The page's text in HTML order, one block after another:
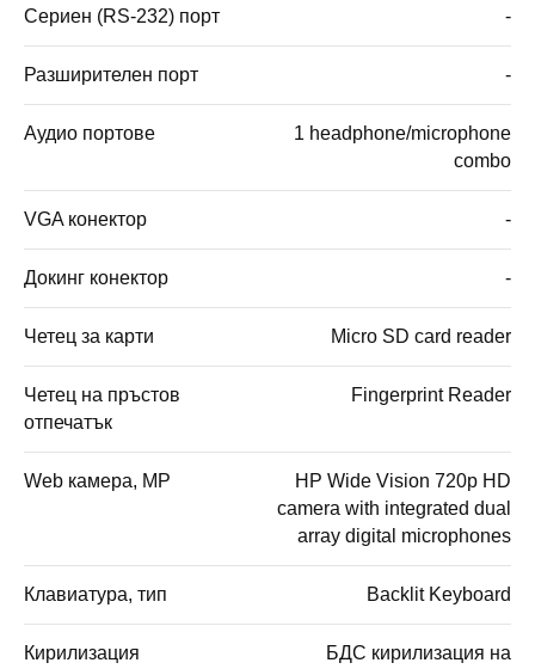
Сериен (RS-232) порт -
Разширителен порт -
Аудио портове
1 headphone/microphone
combo
VGA конектор -
Докинг конектор -
Четец за карти Micro SD card reader
Четец на пръстов
отпечатък
Fingerprint Reader
Web камера, MP
HP Wide Vision 720p HD
camera with integrated dual
array digital microphones
Клавиатура, тип Backlit Keyboard
Кирилизация
БДС кирилизация на